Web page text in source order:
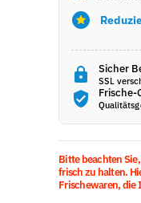
Sicher
SSL
Frische-
Bitte beachten
frisch zu halten.
Frischewaren, die